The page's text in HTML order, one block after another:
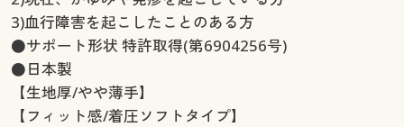
3)血行障害を起こしたことのある方
●サポート形状 特許取得(第6904256号)
●日本製
【生地厚/やや薄手】
【フィット感/着圧ソフトタイプ】